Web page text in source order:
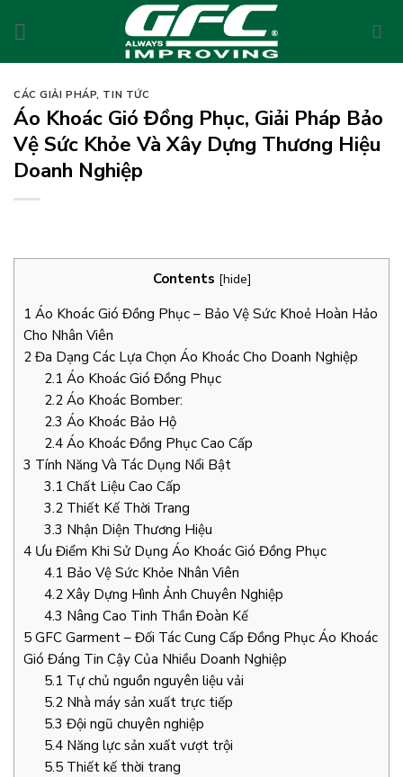
CÁC GIẢI PHÁP, TIN TỨC
Áo Khoác Gió Đồng Phục, Giải Pháp Bảo
Vệ Sức Khỏe Và Xây Dựng Thương Hiệu
Doanh Nghiệp
Contents [hide]
1 Áo Khoác Gió Đồng Phục – Bảo Vệ Sức Khoẻ Hoàn Hảo
Cho Nhân Viên
2 Đa Dạng Các Lựa Chọn Áo Khoác Cho Doanh Nghiệp
2.1 Áo Khoác Gió Đồng Phục
2.2Áo Khoác Bomber:
2.3 Áo Khoác Bảo Hộ
2.4Áo Khoác Đồng Phục Cao Cấp
3 Tính Năng Và Tác Dụng Nổi Bật
3.1 Chất Liệu Cao Cấp
3.2Thiết Kế Thời Trang
3.3 Nhận Diện Thương Hiệu
4 Ưu Điểm Khi Sử Dụng Áo Khoác Gió Đồng Phục
4.1 Bảo Vệ Sức Khỏe Nhân Viên
4.2Xây Dựng Hình Ảnh Chuyên Nghiệp
4.3 Nâng Cao Tinh Thần Đoàn Kế
5 GFC Garment – Đối Tác Cung Cấp Đồng Phục Áo Khoác
Gió Đáng Tin Cậy Của Nhiều Doanh Nghiệp
5.1 Tự chủ nguồn nguyên liệu vải
5.2Nhà máy sản xuất trực tiếp
5.3 Đội ngũ chuyên nghiệp
5.4Năng lực sản xuất vượt trội
5.5Thiết kế thời trang